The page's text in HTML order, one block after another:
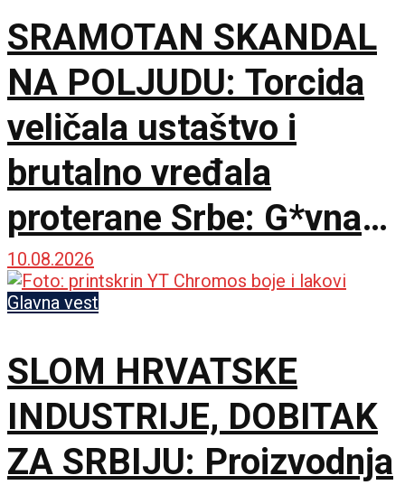
SRAMOTAN SKANDAL
NA POLJUDU: Torcida
veličala ustaštvo i
brutalno vređala
proterane Srbe: G*vna
su isplivala na
traktorima u Šidu
10.08.2026
Glavna vest
SLOM HRVATSKE
INDUSTRIJE, DOBITAK
ZA SRBIJU: Proizvodnja